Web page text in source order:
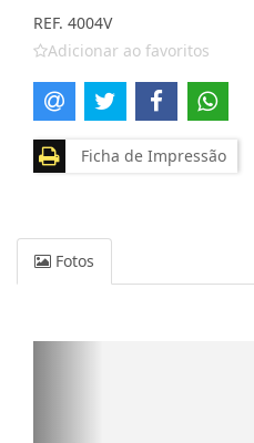
REF. 4004V
Adicionar ao favoritos
Ficha de Impressão
Fotos